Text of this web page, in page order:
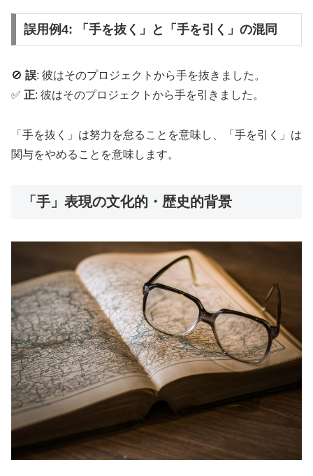
誤用例4: 「手を抜く」と「手を引く」の混同
🚫 誤: 彼はそのプロジェクトから手を抜きました。
✅ 正: 彼はそのプロジェクトから手を引きました。
「手を抜く」は努力を怠ることを意味し、「手を引く」は
関与をやめることを意味します。
「手」表現の文化的・歴史的背景